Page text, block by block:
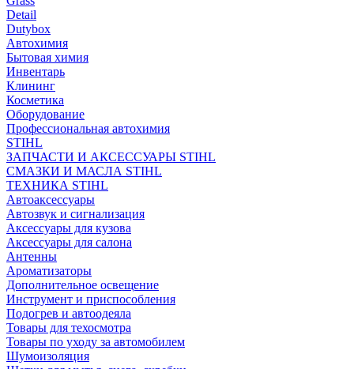
Detail
Dutybox
Автохимия
Бытовая химия
Инвентарь
Клининг
Косметика
Оборудование
Профессиональная автохимия
STIHL
ЗАПЧАСТИ И АКСЕССУАРЫ STIHL
СМАЗКИ И МАСЛА STIHL
ТЕХНИКА STIHL
Автоаксессуары
Автозвук и сигнализация
Аксессуары для кузова
Аксессуары для салона
Антенны
Ароматизаторы
Дополнительное освещение
Инструмент и приспособления
Подогрев и автоодеяла
Товары для техосмотра
Товары по уходу за автомобилем
Шумоизоляция